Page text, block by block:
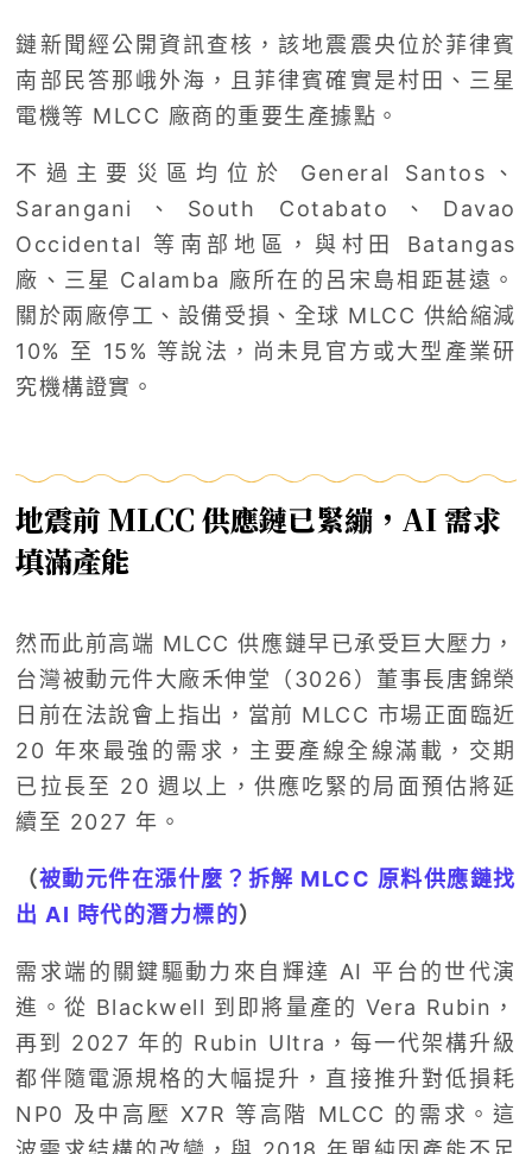
鏈新聞經公開資訊查核，該地震震央位於菲律賓
南部民答那峨外海，且菲律賓確實是村田、三星
電機等 MLCC 廠商的重要生產據點。
不過主要災區均位於 General Santos、
Sarangani、South Cotabato、Davao
Occidental 等南部地區，與村田 Batangas
廠、三星 Calamba 廠所在的呂宋島相距甚遠。
關於兩廠停工、設備受損、全球 MLCC 供給縮減
10% 至 15% 等說法，尚未見官方或大型產業研
究機構證實。
地震前 MLCC 供應鏈已緊繃，AI 需求
填滿產能
然而此前高端 MLCC 供應鏈早已承受巨大壓力，
台灣被動元件大廠禾伸堂（3026）董事長唐錦榮
日前在法說會上指出，當前 MLCC 市場正面臨近
20 年來最強的需求，主要產線全線滿載，交期
已拉長至 20 週以上，供應吃緊的局面預估將延
續至 2027 年。
（被動元件在漲什麼？拆解 MLCC 原料供應鏈找
出 AI 時代的潛力標的）
需求端的關鍵驅動力來自輝達 AI 平台的世代演
進。從 Blackwell 到即將量產的 Vera Rubin，
再到 2027 年的 Rubin Ultra，每一代架構升級
都伴隨電源規格的大幅提升，直接推升對低損耗
NP0 及中高壓 X7R 等高階 MLCC 的需求。這